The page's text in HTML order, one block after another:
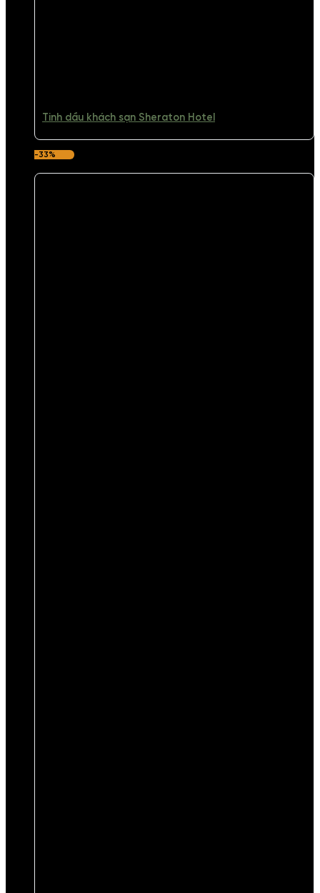
Tinh dầu khách sạn Sheraton Hotel
-33%